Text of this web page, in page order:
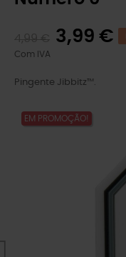
3,99 €
Com IVA
Pingente Jibbitz™.
EM PROMOÇÃO!